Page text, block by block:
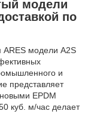
модели
по
ARES модели А2S
и
представляет
EPDM
куб. м/час делает